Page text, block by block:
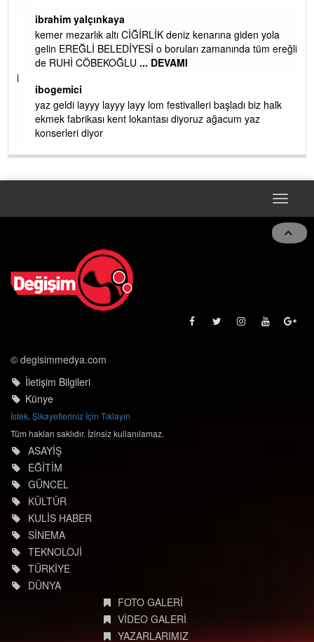
ibrahim yalçınkaya
kemer mezarlık altı CİĞİRLİK deniz kenarına giden yola
gelin EREĞLİ BELEDİYESİ o boruları zamanında tüm ereğli
de RUHİ CÖBEKOĞLU... DEVAMI
ibogemici
yaz geldi layyy layyy layy lom festivalleri başladı biz halk
ekmek fabrikası kent lokantası diyoruz ağacum yaz
konserleri diyor
Toggle
© degisimmedya.com
İletişim Bilgileri
Künye
İstek, Şikayetleriniz İçin Tıklayın
Tüm hakları saklıdır. İzinsiz kullanılamaz.
ASAYİŞ
EĞİTİM
GÜNCEL
KÜLTÜR
KULİS HABER
SİNEMA
TEKNOLOJİ
TÜRKİYE
DÜNYA
FOTO GALERİ
VİDEO GALERİ
YAZARLARIMIZ